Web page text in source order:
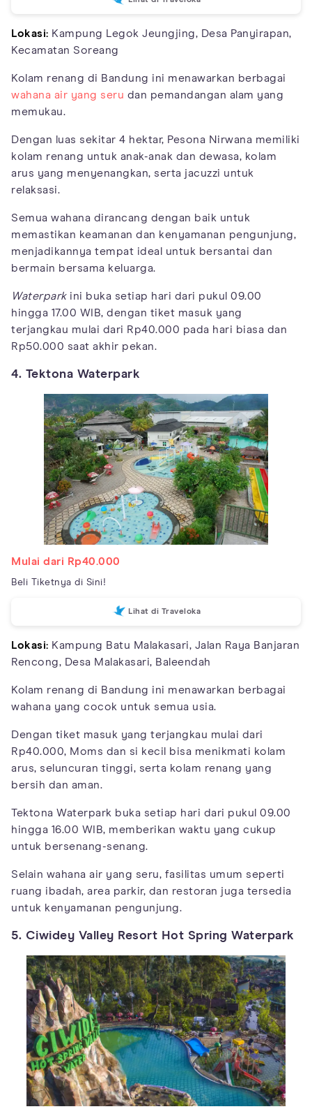
Lokasi: Kampung Legok Jeungjing, Desa Panyirapan,
Kecamatan Soreang
Kolam renang di Bandung ini menawarkan berbagai
wahana air yang seru dan pemandangan alam yang
memukau.
Dengan luas sekitar 4 hektar, Pesona Nirwana memiliki
kolam renang untuk anak-anak dan dewasa, kolam
arus yang menyenangkan, serta jacuzzi untuk
relaksasi.
Semua wahana dirancang dengan baik untuk
memastikan keamanan dan kenyamanan pengunjung,
menjadikannya tempat ideal untuk bersantai dan
bermain bersama keluarga.
Waterparkini buka setiap hari dari pukul 09.00
hingga 17.00 WIB, dengan tiket masuk yang
terjangkau mulai dari Rp40.000 pada hari biasa dan
Rp50.000 saat akhir pekan.
4. Tektona Waterpark
Mulai dari Rp40.000
Beli Tiketnya di Sini!
Lihat di Traveloka
Lokasi: Kampung Batu Malakasari, Jalan Raya Banjaran
Rencong, Desa Malakasari, Baleendah
Kolam renang di Bandung ini menawarkan berbagai
wahana yang cocok untuk semua usia.
Dengan tiket masuk yang terjangkau mulai dari
Rp40.000, Moms dan si kecil bisa menikmati kolam
arus, seluncuran tinggi, serta kolam renang yang
bersih dan aman.
Tektona Waterpark buka setiap hari dari pukul 09.00
hingga 16.00 WIB, memberikan waktu yang cukup
untuk bersenang-senang.
Selain wahana air yang seru, fasilitas umum seperti
ruang ibadah, area parkir, dan restoran juga tersedia
untuk kenyamanan pengunjung.
5. Ciwidey Valley Resort Hot Spring Waterpark